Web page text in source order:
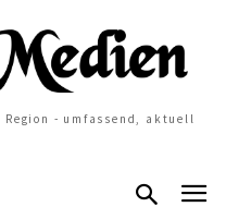
- umfassend, aktuell